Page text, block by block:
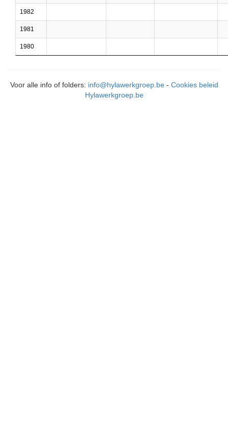
1982
1981
1980
Voor alle info of folders: info@hylawerkgroep.be- Cookies beleid
Hylawerkgroep.be